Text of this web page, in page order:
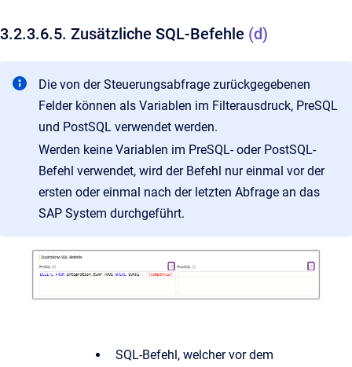
3.2.3.6.5. Zusätzliche SQL-Befehle (d)
Die von der Steuerungsabfrage zurückgegebenen
Felder können als Variablen im Filterausdruck, PreSQL
und PostSQL verwendet werden.
Werden keine Variablen im PreSQL- oder PostSQL-
Befehl verwendet, wird der Befehl nur einmal vor der
ersten oder einmal nach der letzten Abfrage an das
SAP System durchgeführt.
SQL-Befehl, welcher vor dem